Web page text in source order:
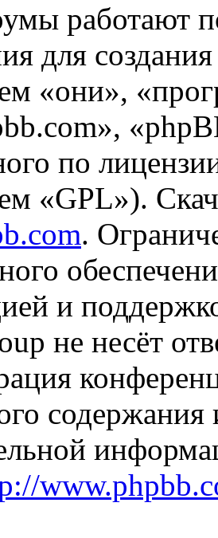
работают
для
«они»,
по
«GPL»).
.
и
не несёт